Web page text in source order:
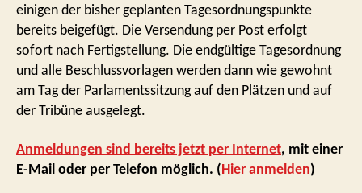
einigen der bisher geplanten Tagesordnungspunkte
bereits beigefügt. Die Versendung per Post erfolgt
sofort nach Fertigstellung. Die endgültige Tagesordnung
und alle Beschlussvorlagen werden dann wie gewohnt
am Tag der Parlamentssitzung auf den Plätzen und auf
der Tribüne ausgelegt.
Anmeldungen sind bereits jetzt per Internet, mit einer
E-Mail oder per Telefon möglich. (Hier anmelden)